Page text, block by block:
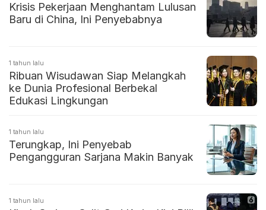
Krisis Pekerjaan Menghantam Lulusan
Baru di China, Ini Penyebabnya
1 tahun lalu
Ribuan Wisudawan Siap Melangkah
ke Dunia Profesional Berbekal
Edukasi Lingkungan
1 tahun lalu
Terungkap, Ini Penyebab
Pengangguran Sarjana Makin Banyak
1 tahun lalu